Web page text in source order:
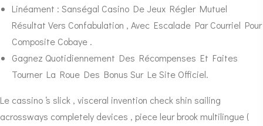
Linéament : Sanségal Casino De Jeux Régler Mutuel
Résultat Vers Confabulation , Avec Escalade Par Courriel Pour
Composite Cobaye .
Gagnez Quotidiennement Des Récompenses Et Faites
Tourner La Roue Des Bonus Sur Le Site Officiel.
Le cassino ‘s slick , visceral invention check shin sailing
acrossways completely devices , piece leur brook multilingue (